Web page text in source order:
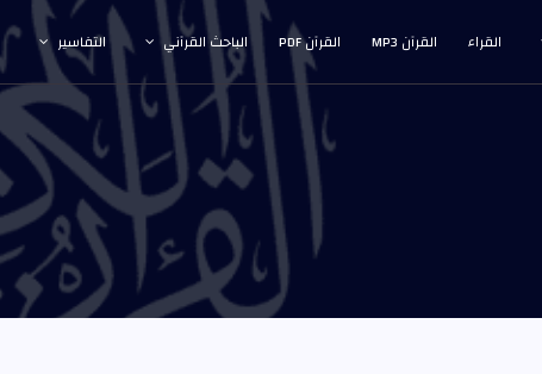
القراء القرآن MP3 القرآن PDF الباحث القرآني التفاسير